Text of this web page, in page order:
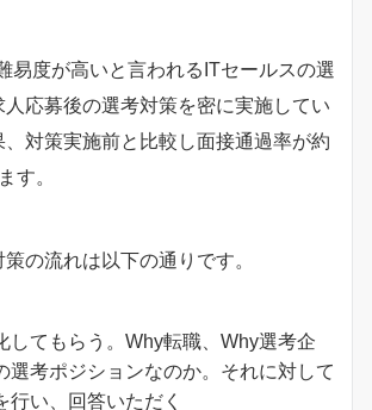
易度が高いと言われるITセールスの選
応募後の選考対策を密に実施してい
、対策実施前と比較し面接通過率が約
す。
の流れは以下の通りです。
してもらう。Why転職、Why選考企
選考ポジションなのか。それに対して
行い、回答いただく